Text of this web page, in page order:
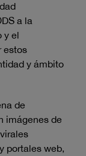
a la
y el
estos
y ámbito
de
imágenes de
portales web,